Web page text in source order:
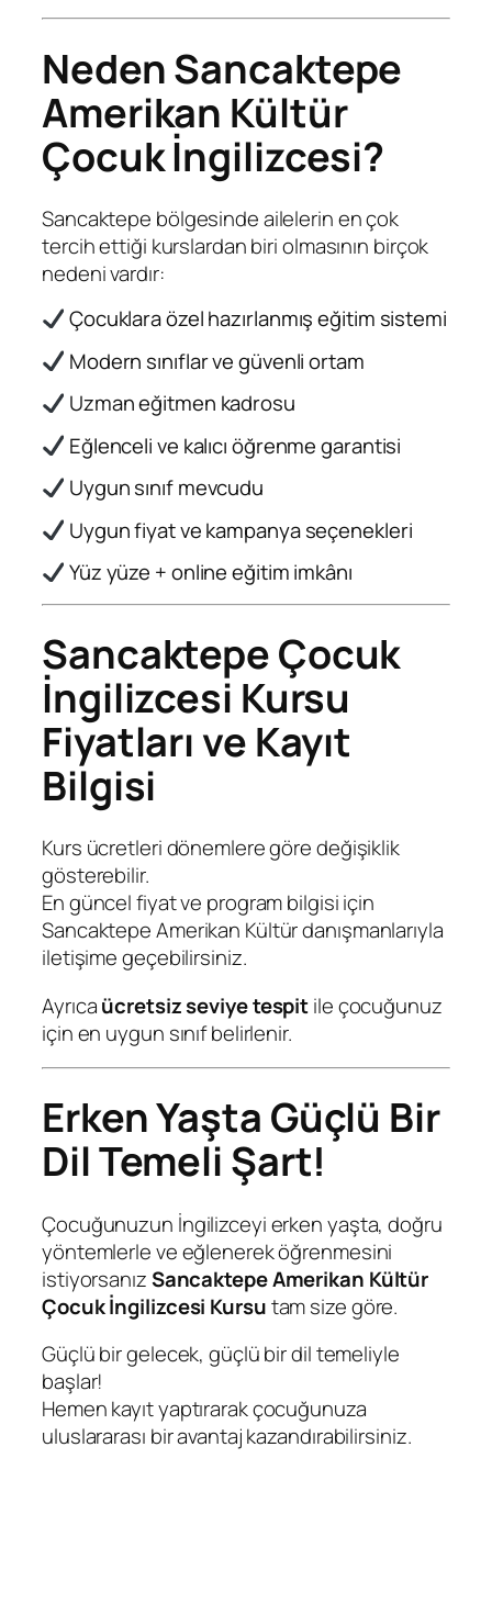
Neden Sancaktepe
Amerikan Kültür
Çocuk İngilizcesi?
Sancaktepe bölgesinde ailelerin en çok
tercih ettiği kurslardan biri olmasının birçok
nedeni vardır:
Çocuklara özel hazırlanmış eğitim sistemi
Modern sınıflar ve güvenli ortam
Uzman eğitmen kadrosu
Eğlenceli ve kalıcı öğrenme garantisi
Uygun sınıf mevcudu
Uygun fiyat ve kampanya seçenekleri
Yüz yüze + online eğitim imkânı
Sancaktepe Çocuk
İngilizcesi Kursu
Fiyatları ve Kayıt
Bilgisi
Kurs ücretleri dönemlere göre değişiklik
gösterebilir.
En güncel fiyat ve program bilgisi için
Sancaktepe Amerikan Kültür danışmanlarıyla
iletişime geçebilirsiniz.
Ayrıcaücretsiz seviye tespitile çocuğunuz
için en uygun sınıf belirlenir.
Erken Yaşta Güçlü Bir
Dil Temeli Şart!
Çocuğunuzun İngilizceyi erken yaşta, doğru
yöntemlerle ve eğlenerek öğrenmesini
istiyorsanızSancaktepe Amerikan Kültür
Çocuk İngilizcesi Kursutam size göre.
Güçlü bir gelecek, güçlü bir dil temeliyle
başlar!
Hemen kayıt yaptırarak çocuğunuza
uluslararası bir avantaj kazandırabilirsiniz.